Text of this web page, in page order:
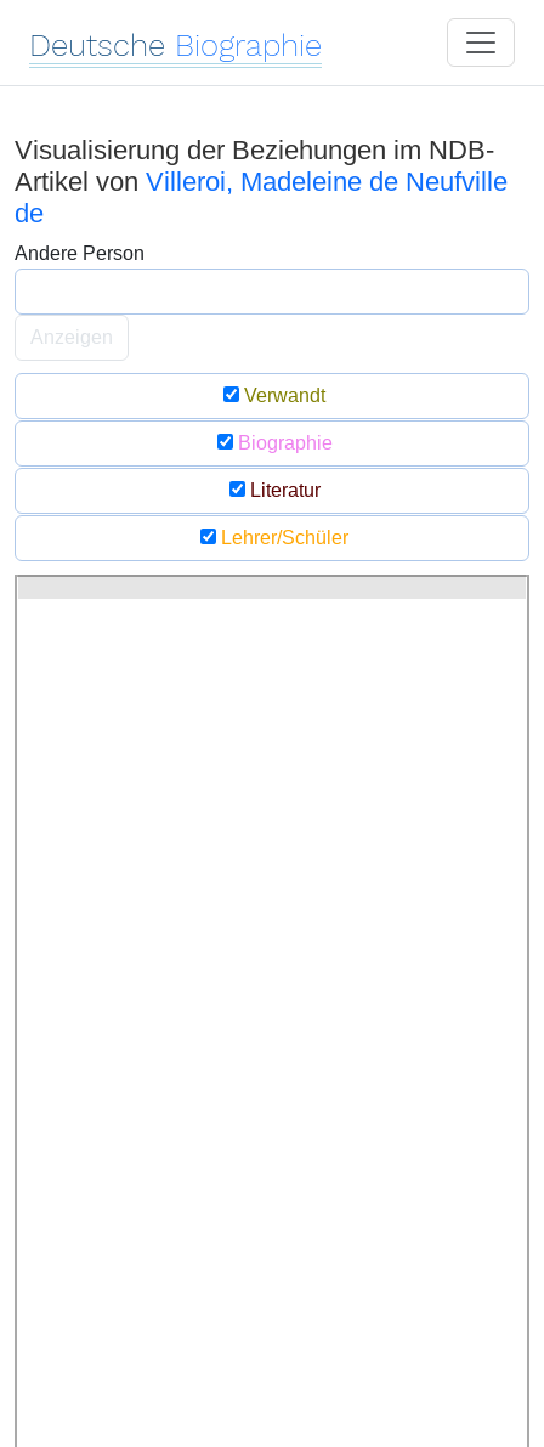
Deutsche Biographie
Visualisierung der Beziehungen im NDB-
Artikel von Villeroi, Madeleine de Neufville
de
Andere Person
Anzeigen
Verwandt
Biographie
Literatur
Lehrer/Schüler